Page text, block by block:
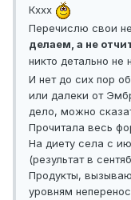
Кххх
Перечислю свои
делаем, а не
никто детально не
И нет до сих пор
или далеки от
дело, можно
Прочитала весь
На диету села с
(результат в
Продукты,
уровням